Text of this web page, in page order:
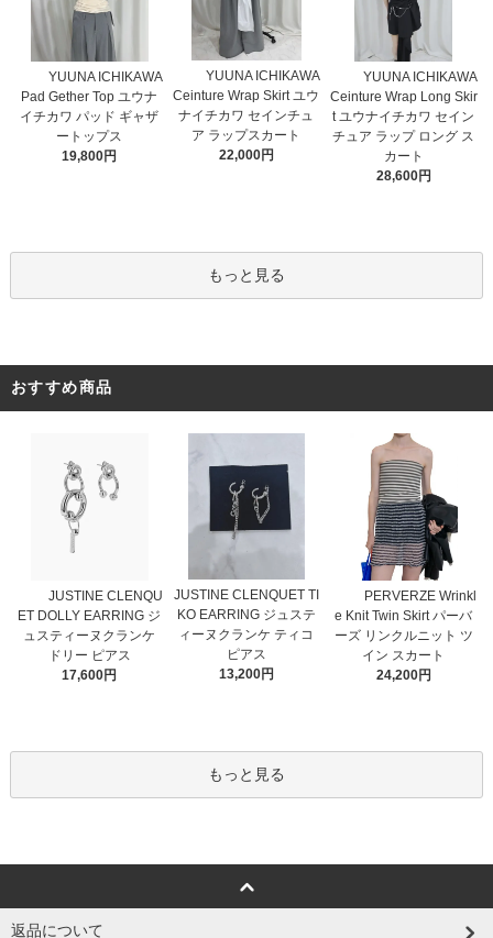
YUUNA ICHIKAWA
Pad Gether Top ユウナ
イチカワ パッド ギャザ
ートップス
19,800円
YUUNA ICHIKAWA
Ceinture Wrap Skirt ユウ
ナイチカワ セインチュ
ア ラップスカート
22,000円
YUUNA ICHIKAWA
Ceinture Wrap Long Skir
t ユウナイチカワ セイン
チュア ラップ ロング ス
カート
28,600円
もっと見る
おすすめ商品
JUSTINE CLENQU
ET DOLLY EARRING ジ
ュスティーヌクランケ
ドリー ピアス
17,600円
JUSTINE CLENQUET TI
KO EARRING ジュステ
ィーヌクランケ ティコ
ピアス
13,200円
PERVERZE Wrinkl
e Knit Twin Skirt パーバ
ーズ リンクルニット ツ
イン スカート
24,200円
もっと見る
返品について